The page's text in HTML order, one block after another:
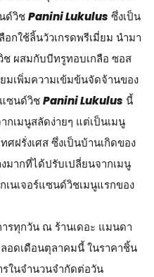
ด์วิชPanini Lukulus ซึ่งเป็น
กใช้ลิ้นวัวเกรดพรีเมี่ยม นำมา
ผสมกับบีทรูทอบเกลือ ซอส
มเพิ่มความเข้มข้นจัดจ้านของ
ซนด์วิชPanini Lukulus นี้
กเมนูสลัดง่ายๆ แต่เป็นเมนู
ฝรั่งเศส ซึ่งเป็นบ้านเกิดของ
มากที่ได้ปรับเปลี่ยนจากเมนู
เนเจอร์แซนด์วิชเมนูแรกของ
รทุกวัน ณ ร้านเดอะ แมนดา
อดเดือนตุลาคมนี้ ในราคาชิ้น
ในจำนวนจำกัดต่อวัน